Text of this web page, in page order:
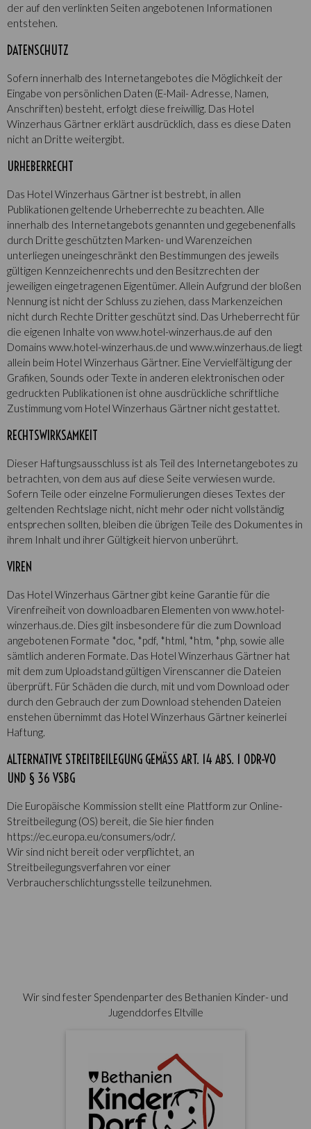
der auf den verlinkten Seiten angebotenen Informationen
entstehen.
DATENSCHUTZ
Sofern innerhalb des Internetangebotes die Möglichkeit der
Eingabe von persönlichen Daten (E-Mail- Adresse, Namen,
Anschriften) besteht, erfolgt diese freiwillig. Das Hotel
Winzerhaus Gärtner erklärt ausdrücklich, dass es diese Daten
nicht an Dritte weitergibt.
URHEBERRECHT
Das Hotel Winzerhaus Gärtner ist bestrebt, in allen
Publikationen geltende Urheberrechte zu beachten. Alle
innerhalb des Internetangebots genannten und gegebenenfalls
durch Dritte geschützten Marken- und Warenzeichen
unterliegen uneingeschränkt den Bestimmungen des jeweils
gültigen Kennzeichenrechts und den Besitzrechten der
jeweiligen eingetragenen Eigentümer. Allein Aufgrund der bloßen
Nennung ist nicht der Schluss zu ziehen, dass Markenzeichen
nicht durch Rechte Dritter geschützt sind. Das Urheberrecht für
die eigenen Inhalte von www.hotel-winzerhaus.de auf den
Domains www.hotel-winzerhaus.de und www.winzerhaus.de liegt
allein beim Hotel Winzerhaus Gärtner. Eine Vervielfältigung der
Grafiken, Sounds oder Texte in anderen elektronischen oder
gedruckten Publikationen ist ohne ausdrückliche schriftliche
Zustimmung vom Hotel Winzerhaus Gärtner nicht gestattet.
RECHTSWIRKSAMKEIT
Dieser Haftungsausschluss ist als Teil des Internetangebotes zu
betrachten, von dem aus auf diese Seite verwiesen wurde.
Sofern Teile oder einzelne Formulierungen dieses Textes der
geltenden Rechtslage nicht, nicht mehr oder nicht vollständig
entsprechen sollten, bleiben die übrigen Teile des Dokumentes in
ihrem Inhalt und ihrer Gültigkeit hiervon unberührt.
VIREN
Das Hotel Winzerhaus Gärtner gibt keine Garantie für die
Virenfreiheit von downloadbaren Elementen von www.hotel-
winzerhaus.de. Dies gilt insbesondere für die zum Download
angebotenen Formate *doc, *pdf, *html, *htm, *php, sowie alle
sämtlich anderen Formate. Das Hotel Winzerhaus Gärtner hat
mit dem zum Uploadstand gültigen Virenscanner die Dateien
überprüft. Für Schäden die durch, mit und vom Download oder
durch den Gebrauch der zum Download stehenden Dateien
enstehen übernimmt das Hotel Winzerhaus Gärtner keinerlei
Haftung.
ALTERNATIVE STREITBEILEGUNG GEMÄSS ART. 14 ABS. 1 ODR-VO U
ND § 36 VSBG
Die Europäische Kommission stellt eine Plattform zur Online-
Streitbeilegung (OS) bereit, die Sie hier finden
https://ec.europa.eu/consumers/odr/.
Wir sind nicht bereit oder verpflichtet, an
Streitbeilegungsverfahren vor einer
Verbraucherschlichtungsstelle teilzunehmen.
Wir sind fester Spendenparter des Bethanien Kinder- und
Jugenddorfes Eltville